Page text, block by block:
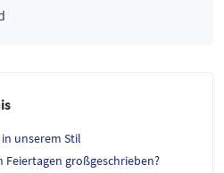
unserem Stil
Feiertagen großgeschrieben?